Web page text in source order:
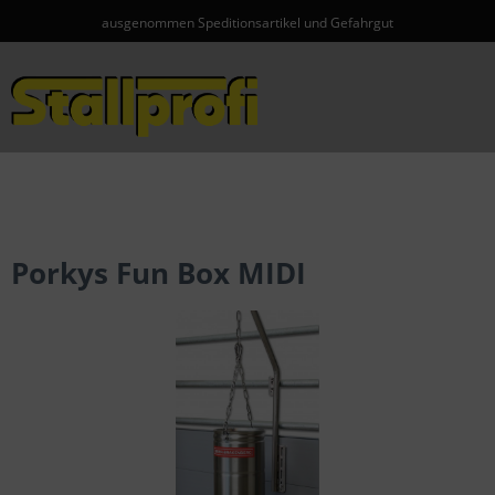
ausgenommen Speditionsartikel und Gefahrgut
Porkys Fun Box MIDI